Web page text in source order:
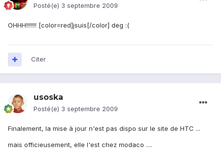
Posté(e) 3 septembre 2009
OHHH!!!!!!! [color=red]jsuis[/color] deg :(
Citer
usoska
Posté(e) 3 septembre 2009
Finalement, la mise à jour n'est pas dispo sur le site de HTC ...
mais officieusement, elle l'est chez modaco ....